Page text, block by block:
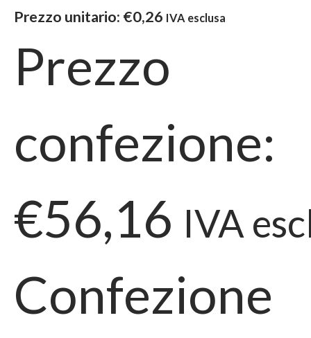
Prezzo unitario: €0,26 IVA esclusa
Prezzo
confezione:
€56,16 IVA
Confezione